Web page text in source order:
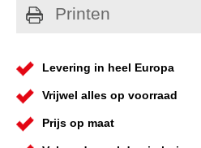
Printen
Levering in heel Europa
Vrijwel alles op voorraad
Prijs op maat